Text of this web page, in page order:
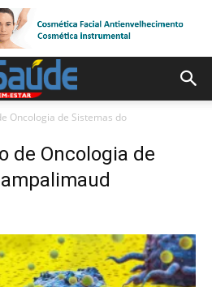
Oncologia de Sistemas do
de Oncologia de